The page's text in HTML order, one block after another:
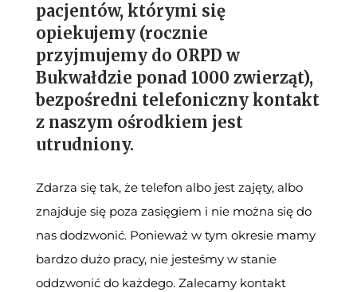
pacjentów, którymi się
opiekujemy (rocznie
przyjmujemy do ORPD w
Bukwałdzie ponad 1000 zwierząt),
bezpośredni telefoniczny kontakt
z naszym ośrodkiem jest
utrudniony.
Zdarza się tak, że telefon albo jest zajęty, albo
znajduje się poza zasięgiem i nie można się do
nas dodzwonić. Ponieważ w tym okresie mamy
bardzo dużo pracy, nie jesteśmy w stanie
oddzwonić do każdego. Zalecamy kontakt